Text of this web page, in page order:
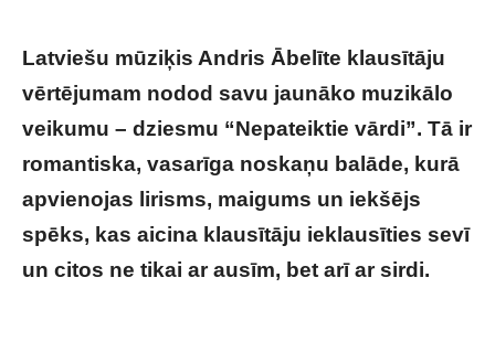
Latviešu mūziķis Andris Ābelīte klausītāju
vērtējumam nodod savu jaunāko muzikālo
veikumu – dziesmu “Nepateiktie vārdi”. Tā ir
romantiska, vasarīga noskaņu balāde, kurā
apvienojas lirisms, maigums un iekšējs
spēks, kas aicina klausītāju ieklausīties sevī
un citos ne tikai ar ausīm, bet arī ar sirdi.